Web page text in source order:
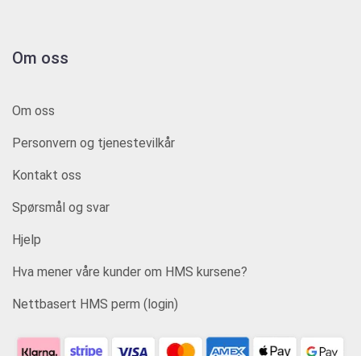
Om oss
Om oss
Personvern og tjenestevilkår
Kontakt oss
Spørsmål og svar
Hjelp
Hva mener våre kunder om HMS kursene?
Nettbasert HMS perm (login)